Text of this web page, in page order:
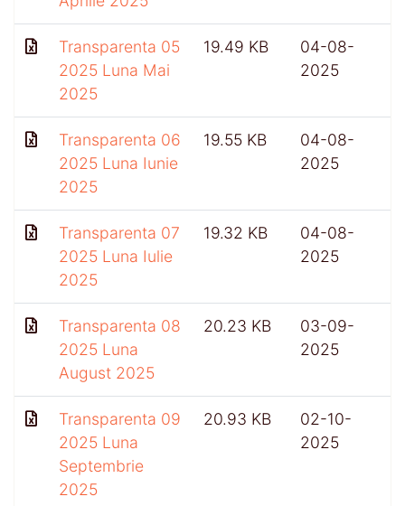
Transparenta 05
2025 Luna Mai
2025
19.49 KB
04-08-
2025
Transparenta 06
2025 Luna Iunie
2025
19.55 KB
04-08-
2025
Transparenta 07
2025 Luna Iulie
2025
19.32 KB
04-08-
2025
Transparenta 08
2025 Luna
August 2025
20.23 KB
03-09-
2025
Transparenta 09
2025 Luna
Septembrie
2025
20.93 KB
02-10-
2025